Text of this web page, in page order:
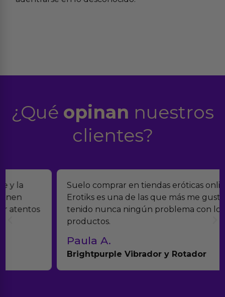
¿Qué opinan nuestros
clientes?
Suelo comprar en tiendas eróticas online, y
Erotiks es una de las que más me gustan. No he
tenido nunca ningún problema con los
Brightpurple Vibrador y Rotador